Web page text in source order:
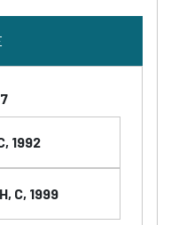
1992
C, 1999